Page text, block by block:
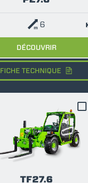
6
DÉCOUVRIR
FICHE TECHNIQUE
TF27.6